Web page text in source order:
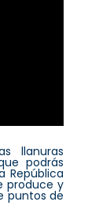
llanuras
podrás
República
produce y
puntos de